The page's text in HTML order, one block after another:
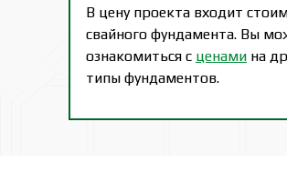
В цену проекта входит
свайного фундамента. Вы
ознакомиться с ценами на
типы фундаментов.